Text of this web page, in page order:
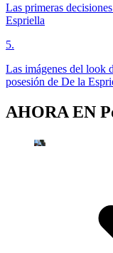
Las primeras
Espriella
5.
Las imágenes del look
posesión de De la
AHORA EN